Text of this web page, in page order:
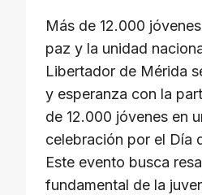
Más de 12.000
paz y la unidad
Libertador de Mérida
y esperanza con la
de 12.000 jóvenes en
celebración por el Día
Este evento busca
fundamental de la